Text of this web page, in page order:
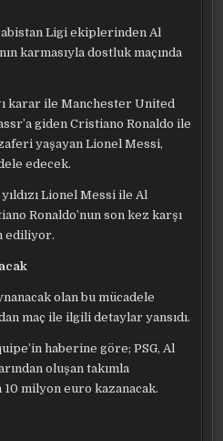
Ligi ekiplerinden Al
karmasıyla dostluk maçında
karar ile Manchester United
giden Cristiano Ronaldo ile
yaşayan Lionel Messi,
edecek.
Lionel Messi ile Al
Ronaldo’nun son kez karşı
ediliyor.
olan bu mücadele
maç ile ilgili detaylar yansıdı.
haberine göre; PSG, Al
oluşan takımla
10 milyon euro kazanacak.